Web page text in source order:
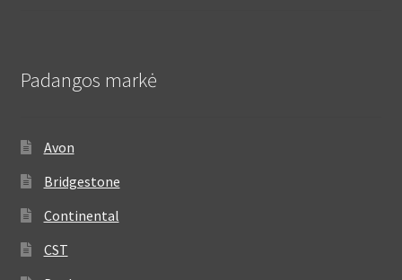
Padangos markė
Avon
Bridgestone
Continental
CST